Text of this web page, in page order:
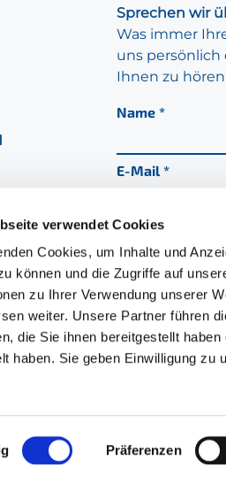
verwendet Cookies
Cookies, um Inhalte und
können und die Zugriffe auf
zu Ihrer Verwendung unserer
weiter. Unsere Partner führen
die Sie ihnen bereitgestellt
haben. Sie geben Einwilligung zu
Präferenzen
Sprechen wir
Was immer
uns persönlich
Ihnen zu
Name
E-Mail
Nachricht
Ich habe die
genommen